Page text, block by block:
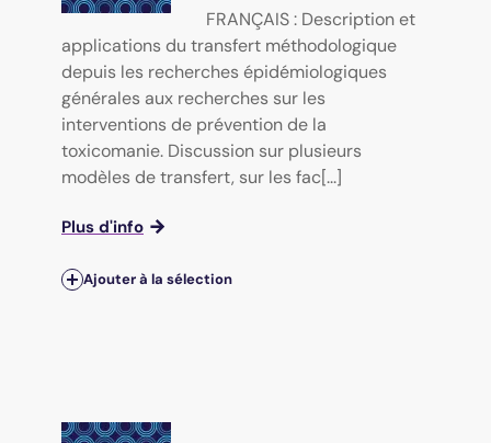
FRANÇAIS : Description et
applications du transfert méthodologique
depuis les recherches épidémiologiques
générales aux recherches sur les
interventions de prévention de la
toxicomanie. Discussion sur plusieurs
modèles de transfert, sur les fac[...]
Plus d'info
Ajouter à la sélection